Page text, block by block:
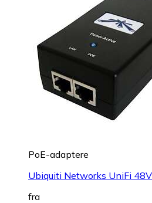
PoE-adaptere
Ubiquiti Networks UniFi
fra